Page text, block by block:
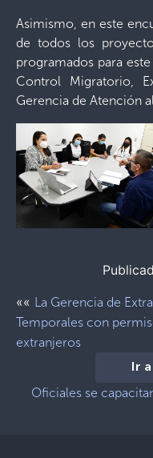
Asimismo, en este
de todos los
programados para
Control Migratorio,
Gerencia de Atención
«« La Gerencia de
Temporales con
extranjeros
Ir
Oficiales se